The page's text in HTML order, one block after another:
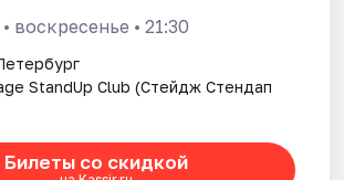
• воскресенье • 21:30
StandUp Club (Стейдж Стендап
Билеты со скидкой